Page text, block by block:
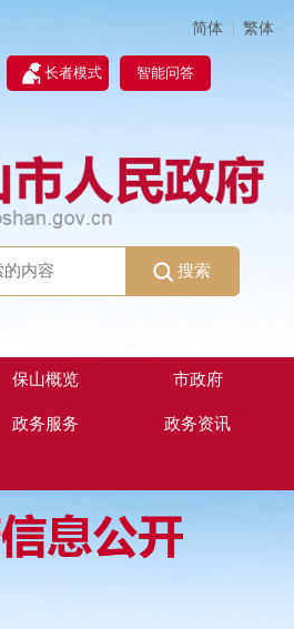
简体 | 繁体
长者模式 智能问答
搜索
保山概览 市政府
政务服务 政务资讯